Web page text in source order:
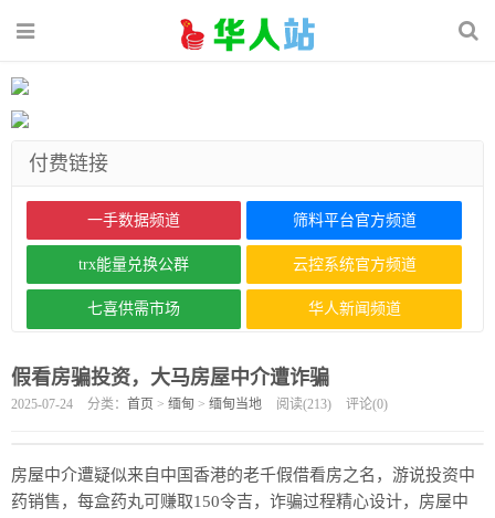
付费链接
一手数据频道 筛料平台官方频道
trx能量兑换公群 云控系统官方频道
七喜供需市场 华人新闻频道
假看房骗投资，大马房屋中介遭诈骗
2025-07-24 分类： 首页 > 缅甸 > 缅甸当地 阅读(213) 评论(0)
房屋中介遭疑似来自中国香港的老千假借看房之名，游说投资中
药销售，每盒药丸可赚取150令吉，诈骗过程精心设计，房屋中